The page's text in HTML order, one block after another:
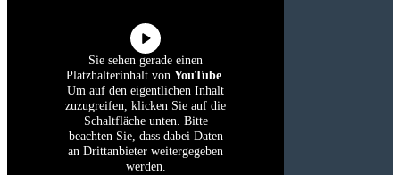
Sie sehen gerade einen
Platzhalterinhalt von YouTube.
Um auf den eigentlichen Inhalt
zuzugreifen, klicken Sie auf die
Schaltfläche unten. Bitte
beachten Sie, dass dabei Daten
an Drittanbieter weitergegeben
werden.